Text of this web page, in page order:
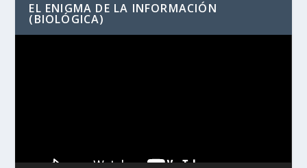
EL ENIGMA DE LA INFORMACIÓN
(BIOLÓGICA)